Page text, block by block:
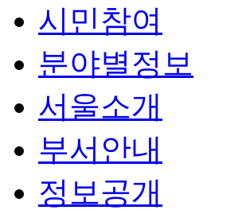
시민참여
분야별정보
서울소개
부서안내
정보공개